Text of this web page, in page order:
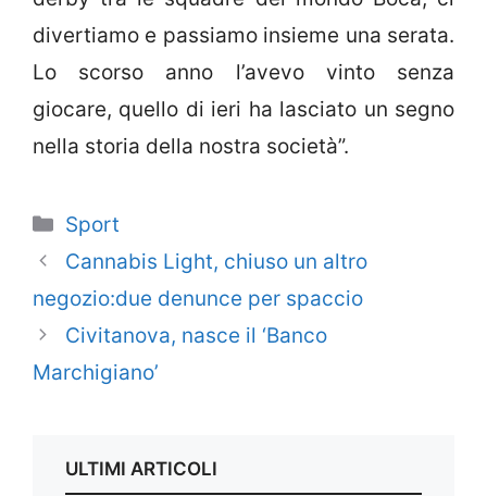
divertiamo e passiamo insieme una serata.
Lo scorso anno l’avevo vinto senza
giocare, quello di ieri ha lasciato un segno
nella storia della nostra società”.
Categorie
Sport
Cannabis Light, chiuso un altro
negozio:due denunce per spaccio
Civitanova, nasce il ‘Banco
Marchigiano’
ULTIMI ARTICOLI